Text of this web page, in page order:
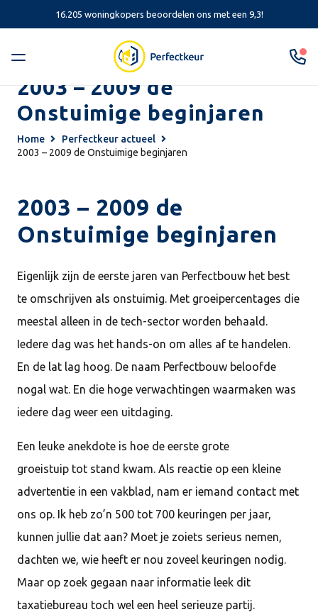
16.205 woningkopers beoordelen ons met een 9,3!
2003 – 2009 de
Onstuimige beginjaren
Home
Perfectkeur actueel
2003 – 2009 de Onstuimige beginjaren
2003 – 2009 de
Onstuimige beginjaren
Eigenlijk zijn de eerste jaren van Perfectbouw het best
te omschrijven als onstuimig. Met groeipercentages die
meestal alleen in de tech-sector worden behaald.
Iedere dag was het hands-on om alles af te handelen.
En de lat lag hoog. De naam Perfectbouw beloofde
nogal wat. En die hoge verwachtingen waarmaken was
iedere dag weer een uitdaging.
Een leuke anekdote is hoe de eerste grote
groeistuip tot stand kwam. Als reactie op een kleine
advertentie in een vakblad, nam er iemand contact met
ons op. Ik heb zo’n 500 tot 700 keuringen per jaar,
kunnen jullie dat aan? Moet je zoiets serieus nemen,
dachten we, wie heeft er nou zoveel keuringen nodig.
Maar op zoek gegaan naar informatie leek dit
taxatiebureau toch wel een heel serieuze partij.